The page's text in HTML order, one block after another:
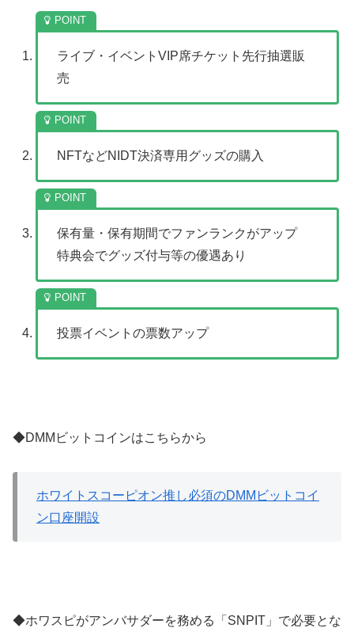
ライブ・イベントVIP席チケット先行抽選販
売
NFTなどNIDT決済専用グッズの購入
保有量・保有期間でファンランクがアップ
特典会でグッズ付与等の優遇あり
投票イベントの票数アップ
◆DMMビットコインはこちらから
ホワイトスコーピオン推し必須のDMMビットコイ
ン口座開設
◆ホワスピがアンバサダーを務める「SNPIT」で必要とな